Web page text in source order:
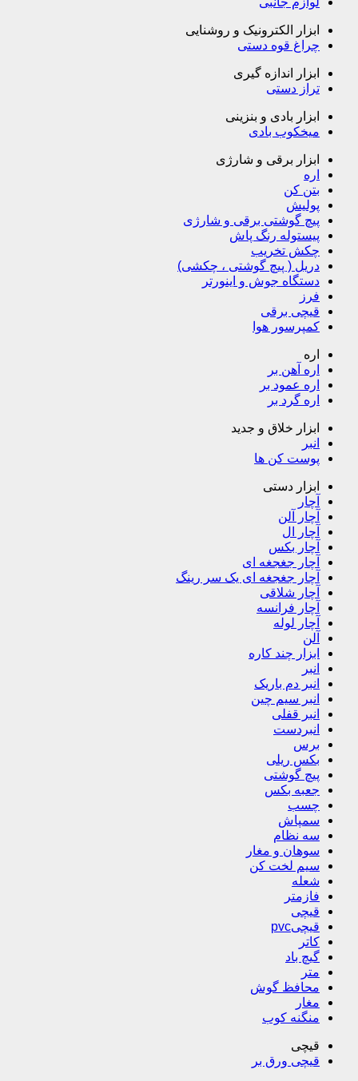
ابزار الکترونیک و روشنایی
چراغ قوه دستی
ابزار اندازه گیری
تراز دستی
ابزار بادی و بنزینی
میخکوب بادی
ابزار برقی و شارژی
اره
بتن کن
پولیش
پیچ گوشتی برقی و شارژی
پیستوله رنگ پاش
چکش تخریب
دریل ( پیچ گوشتی ، چکشی)
دستگاه جوش و اینورتر
فرز
قیچی برقی
کمپرسور هوا
اره
اره آهن بر
اره عمود بر
اره گرد بر
ابزار خلاق و جدید
انبر
پوست کن ها
ابزار دستی
آچار
آچار آلن
آچار ال
آچار بکس
آچار جغجغه ای
آچار جغجغه ای یک سر رینگ
آچار شلاقی
آچار فرانسه
آچار لوله
آلن
ابزار چند کاره
انبر
انبر دم باریک
انبر سیم چین
انبر قفلی
انبردست
برس
بکس ریلی
پیچ گوشتی
جعبه بکس
چسب
سمپاش
سه نظام
سوهان و مغار
سیم لخت کن
شعله
فازمتر
قیچی
قیچیpvc
کاتر
گیچ باد
متر
محافظ گوش
مغار
منگنه کوب
قیچی
قیچی ورق بر